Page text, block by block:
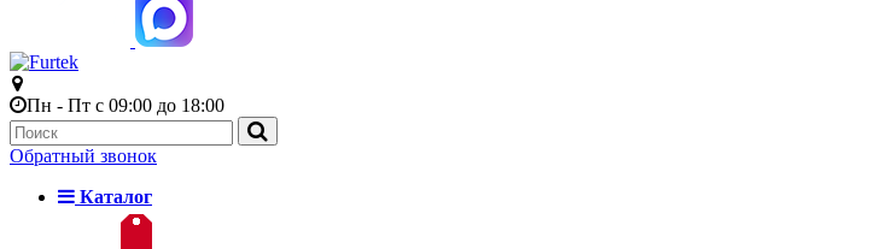
Пн - Пт с 09:00 до 18:00
Обратный звонок
Каталог